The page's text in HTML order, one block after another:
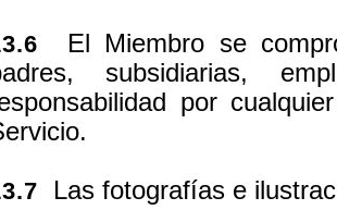
El Miembro se
subsidiarias,
por
Las fotografías e